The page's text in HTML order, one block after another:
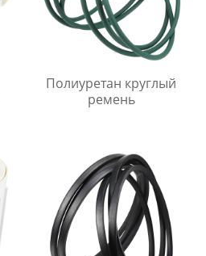
Полиуретан круглый
ремень